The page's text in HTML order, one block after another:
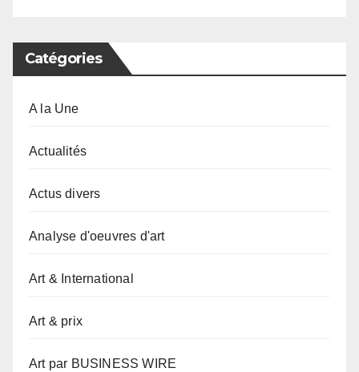
Catégories
A la Une
Actualités
Actus divers
Analyse d'oeuvres d'art
Art & International
Art & prix
Art par BUSINESS WIRE